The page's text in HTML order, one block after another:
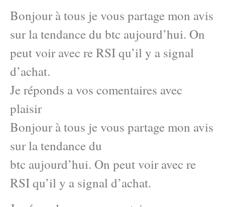
Bonjour à tous je vous partage mon avis
sur la tendance du btc aujourd’hui. On
peut voir avec re RSI qu’il y a signal
d’achat.
Je réponds a vos comentaires avec
plaisir
Bonjour à tous je vous partage mon avis
sur la tendance du
btc aujourd’hui. On peut voir avec re
RSI qu’il y a signal d’achat.